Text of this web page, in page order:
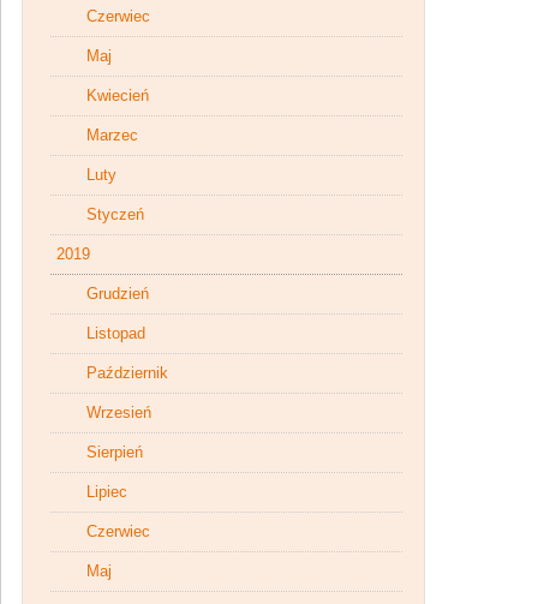
Czerwiec
Maj
Kwiecień
Marzec
Luty
Styczeń
2019
Grudzień
Listopad
Październik
Wrzesień
Sierpień
Lipiec
Czerwiec
Maj